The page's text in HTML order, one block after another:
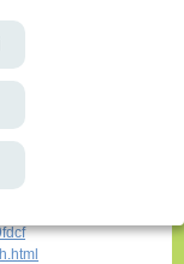
no
valodā)